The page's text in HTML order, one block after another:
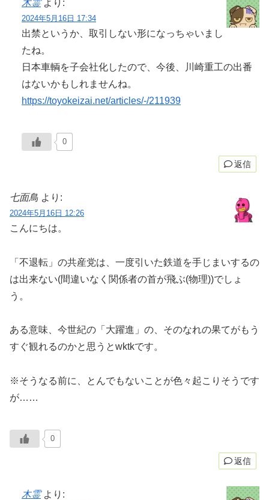
木霊 より:
2024年5月16日 17:34
出禁というか、取引しない形になっちゃいまし
たね。
日本車輌を子会社化したので、今後、川崎重工の出番
はないかもしれませんね。
https://toyokeizai.net/articles/-/211939
0
返信
七面鳥 より:
2024年5月16日 12:26
こんにちは。
「不退転」の共産党は、一度引いた鉄道を手じまいするの
は出来ない(間違いなく関係者の首が飛ぶ(物理))でしょ
う。
ある意味、今世紀の「大躍進」の、そのなれの果てがもう
すぐ観れるのかと思うとwktkです。
※そうなる前に、とんでもないことが色々起こりそうです
が……
0
返信
木霊 より: